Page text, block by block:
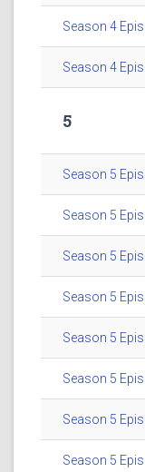
Season 4
Season 4
5
Season 5
Season 5
Season 5
Season 5
Season 5
Season 5
Season 5
Season 5